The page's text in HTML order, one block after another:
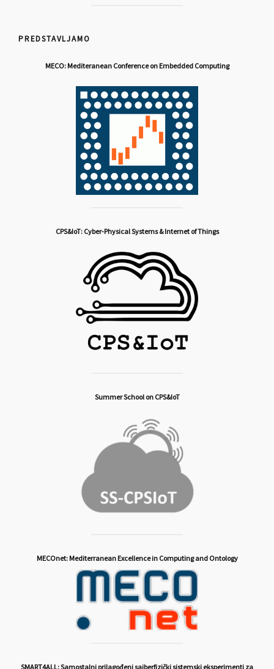
PREDSTAVLJAMO
MECO: Mediteranean Conference on Embedded Computing
CPS&IoT: Cyber-Physical Systems & Internet of Things
Summer School on CPS&IoT
MECOnet: Mediterranean Excellence in Computing and Ontology
SMART4ALL: Samostalni prilagođeni sajberfizički sistemski eksperimenti za